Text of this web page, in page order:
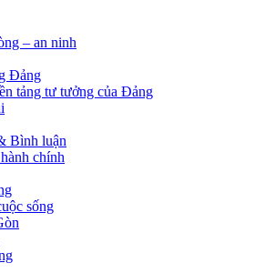
– an ninh
Đảng
tảng tư tưởng của Đảng
Bình luận
chính
sống